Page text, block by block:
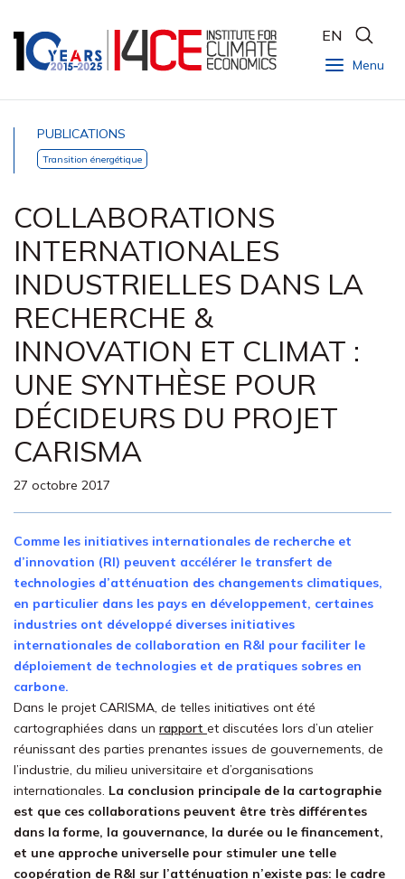
Menu
EN
PUBLICATIONS
Transition énergétique
COLLABORATIONS
INTERNATIONALES
INDUSTRIELLES DANS LA
RECHERCHE &
INNOVATION ET CLIMAT :
UNE SYNTHÈSE POUR
DÉCIDEURS DU PROJET
CARISMA
27 octobre 2017
Comme les initiatives internationales de recherche et
d’innovation (RI) peuvent accélérer le transfert de
technologies d’atténuation des changements climatiques,
en particulier dans les pays en développement, certaines
industries ont développé diverses initiatives
internationales de collaboration en R&I pour faciliter le
déploiement de technologies et de pratiques sobres en
carbone.
Dans le projet CARISMA, de telles initiatives ont été
cartographiées dans un rapport et discutées lors d’un atelier
réunissant des parties prenantes issues de gouvernements, de
l’industrie, du milieu universitaire et d’organisations
internationales. La conclusion principale de la cartographie
est que ces collaborations peuvent être très différentes
dans la forme, la gouvernance, la durée ou le financement,
et une approche universelle pour stimuler une telle
coopération de R&I sur l’atténuation n’existe pas: le cadre